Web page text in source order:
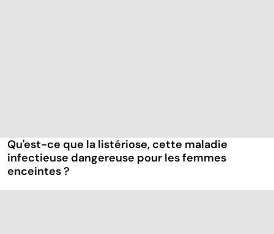
Qu'est-ce que la listériose, cette maladie
infectieuse dangereuse pour les femmes
enceintes ?